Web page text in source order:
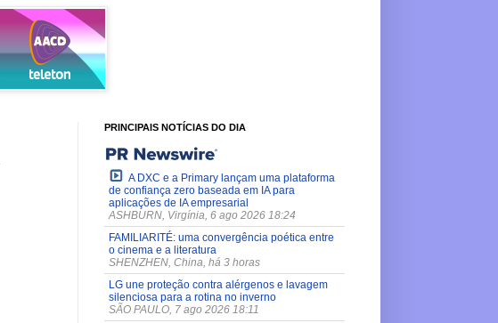
PRINCIPAIS NOTÍCIAS DO DIA
A DXC e a Primary lançam uma plataforma
de confiança zero baseada em IA para
aplicações de IA empresarial
ASHBURN, Virgínia, 6 ago 2026 18:24
FAMILIARITÉ: uma convergência poética entre
o cinema e a literatura
SHENZHEN, China, há 3 horas
LG une proteção contra alérgenos e lavagem
silenciosa para a rotina no inverno
SÃO PAULO, 7 ago 2026 18:11